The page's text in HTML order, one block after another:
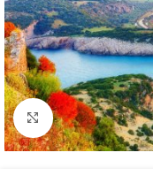
Click to enlarge